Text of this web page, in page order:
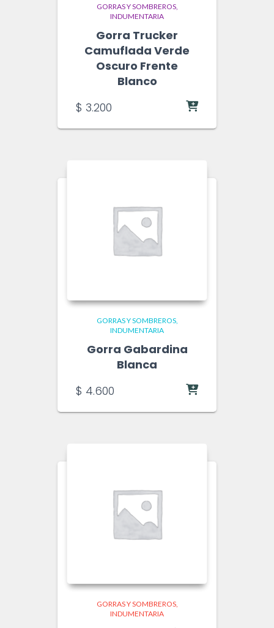
GORRAS Y SOMBREROS
INDUMENTARIA
Gorra Trucker
Camuflada Verde
Oscuro Frente
Blanco
$ 3.200
GORRAS Y SOMBREROS
INDUMENTARIA
Gorra Gabardina
Blanca
$ 4.600
GORRAS Y SOMBREROS
INDUMENTARIA